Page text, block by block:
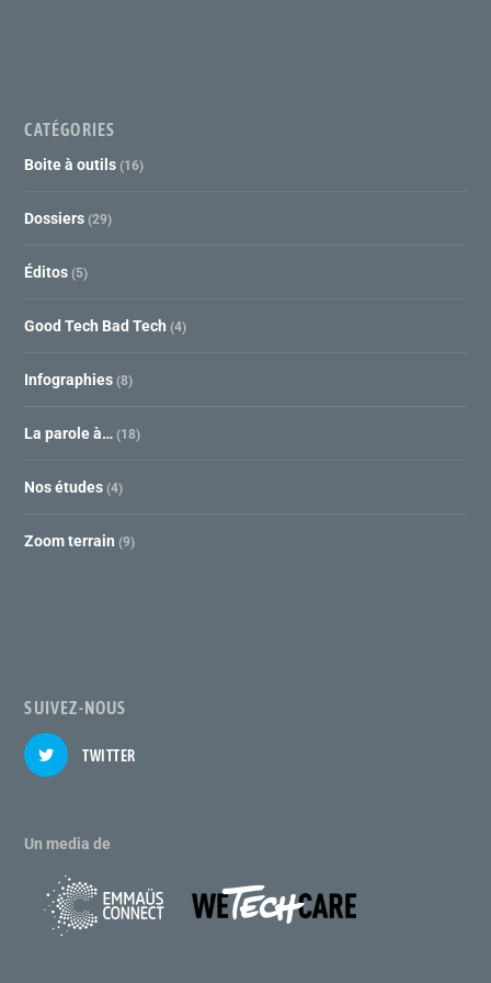
CATÉGORIES
Boite à outils (16)
Dossiers (29)
Éditos (5)
Good Tech Bad Tech (4)
Infographies (8)
La parole à… (18)
Nos études (4)
Zoom terrain (9)
SUIVEZ-NOUS
TWITTER
Un media de